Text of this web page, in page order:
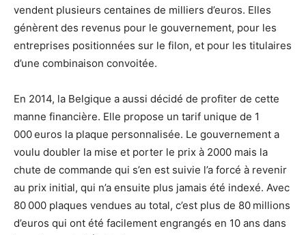
vendent plusieurs centaines de milliers d’euros. Elles
génèrent des revenus pour le gouvernement, pour les
entreprises positionnées sur le filon, et pour les titulaires
d’une combinaison convoitée.
En 2014, la Belgique a aussi décidé de profiter de cette
manne financière. Elle propose un tarif unique de 1
000 euros la plaque personnalisée. Le gouvernement a
voulu doubler la mise et porter le prix à 2000 mais la
chute de commande qui s’en est suivie l’a forcé à revenir
au prix initial, qui n’a ensuite plus jamais été indexé. Avec
80 000 plaques vendues au total, c’est plus de 80 millions
d’euros qui ont été facilement engrangés en 10 ans dans